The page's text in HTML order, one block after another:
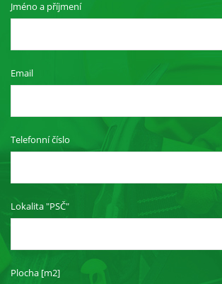
Jméno a příjmení
Email
Telefonní číslo
Lokalita "PSČ"
Plocha [m2]